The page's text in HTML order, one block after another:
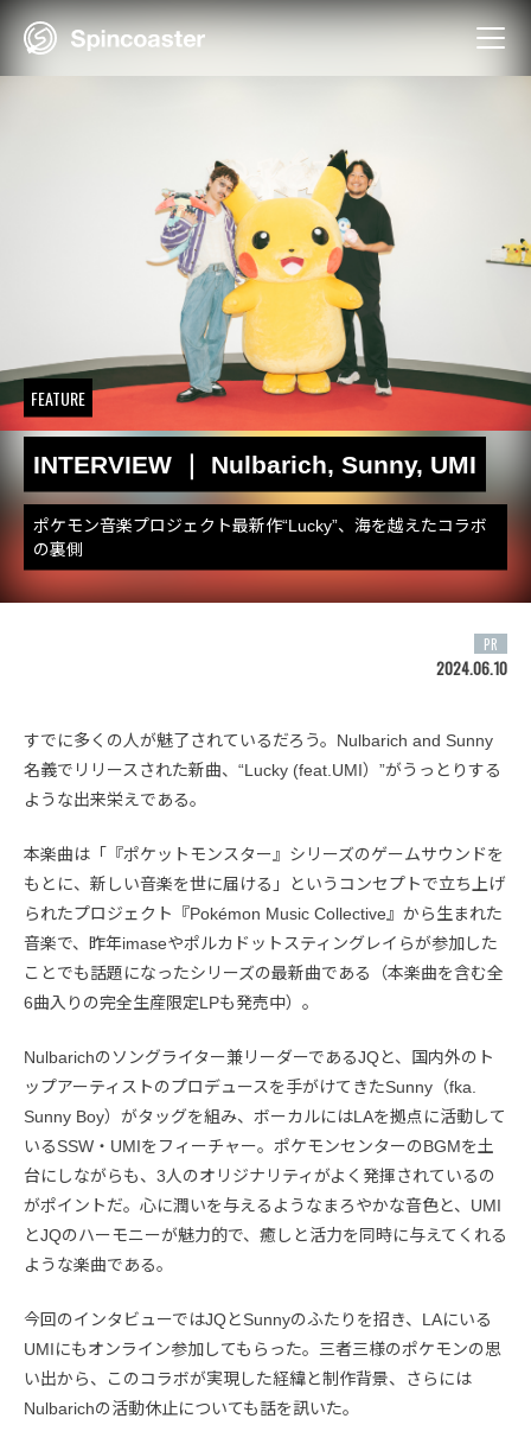
Skip
FEATURE
INTERVIEW ｜ Nulbarich, Sunny, UMI
ポケモン音楽プロジェクト最新作“Lucky”、海を越えたコラボ
の裏側
PR
2024.06.10
すでに多くの人が魅了されているだろう。Nulbarich and Sunny
名義でリリースされた新曲、“Lucky (feat.UMI）”がうっとりする
ような出来栄えである。
本楽曲は「『ポケットモンスター』シリーズのゲームサウンドを
もとに、新しい音楽を世に届ける」というコンセプトで立ち上げ
られたプロジェクト『Pokémon Music Collective』から生まれた
音楽で、昨年imaseやポルカドットスティングレイらが参加した
ことでも話題になったシリーズの最新曲である（本楽曲を含む全
6曲入りの完全生産限定LPも発売中）。
Nulbarichのソングライター兼リーダーであるJQと、国内外のト
ップアーティストのプロデュースを手がけてきたSunny（fka.
Sunny Boy）がタッグを組み、ボーカルにはLAを拠点に活動して
いるSSW・UMIをフィーチャー。ポケモンセンターのBGMを土
台にしながらも、3人のオリジナリティがよく発揮されているの
がポイントだ。心に潤いを与えるようなまろやかな音色と、UMI
とJQのハーモニーが魅力的で、癒しと活力を同時に与えてくれる
ような楽曲である。
今回のインタビューではJQとSunnyのふたりを招き、LAにいる
UMIにもオンライン参加してもらった。三者三様のポケモンの思
い出から、このコラボが実現した経緯と制作背景、さらには
Nulbarichの活動休止についても話を訊いた。